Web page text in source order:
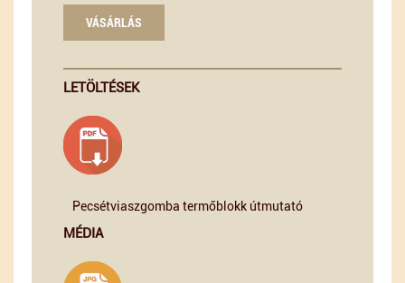
VÁSÁRLÁS
LETÖLTÉSEK
Pecsétviaszgomba termőblokk útmutató
MÉDIA